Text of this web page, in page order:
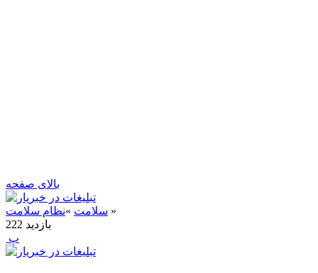
بالای صفحه
سلامت »نظام سلامت
»
222 بازدید
‍ پ